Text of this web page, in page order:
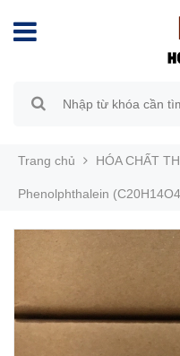
Trang chủ HÓA CHẤT
Phenolphthalein